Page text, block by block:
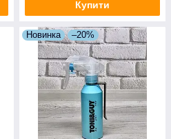
Купити
Новинка –20%